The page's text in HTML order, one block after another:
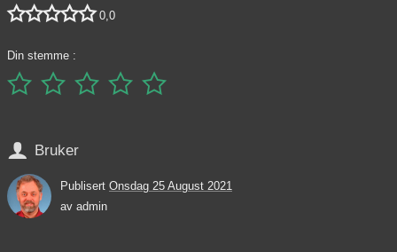
 0,0
Din stemme :
    
 Bruker
Publisert Onsdag 25 August 2021
av admin